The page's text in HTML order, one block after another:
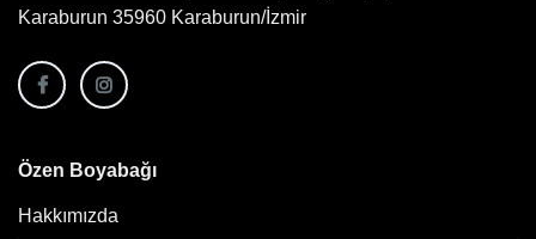
Karaburun 35960 Karaburun/İzmir
Özen Boyabağı
Hakkımızda